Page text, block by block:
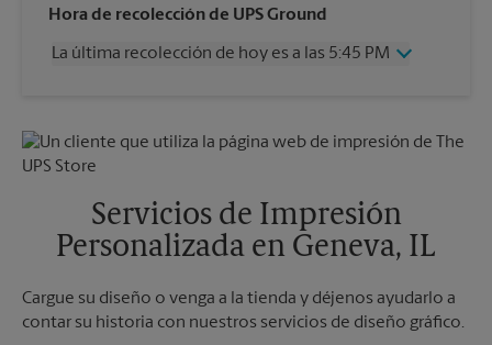
Miércoles
5:45 PM
Viernes
5:45 PM
5:45 PM
Hora de recolección de UPS Ground
La última recolección de hoy es a las 5:45 PM
Viernes
5:45 PM
Sábado
Lunes
5:45 PM
Martes
5:45 PM
Servicios de Impresión
Personalizada en Geneva, IL
Cargue su diseño o venga a la tienda y déjenos ayudarlo a
contar su historia con nuestros servicios de diseño gráfico.